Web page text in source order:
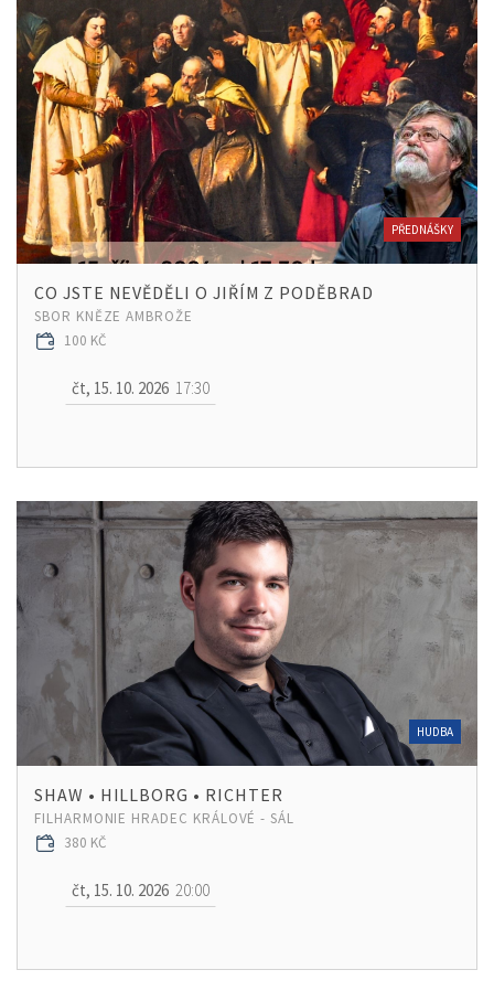
PŘEDNÁŠKY
CO JSTE NEVĚDĚLI O JIŘÍM Z PODĚBRAD
SBOR KNĚZE AMBROŽE
100 KČ
čt, 15. 10. 2026 17:30
HUDBA
SHAW • HILLBORG • RICHTER
FILHARMONIE HRADEC KRÁLOVÉ - SÁL
380 KČ
čt, 15. 10. 2026 20:00